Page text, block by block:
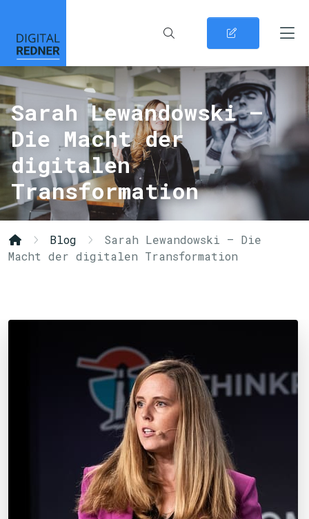
Sarah Lewandowski –
Die Macht der
digitalen
Transformation
Blog
Sarah Lewandowski – Die
Macht der digitalen Transformation